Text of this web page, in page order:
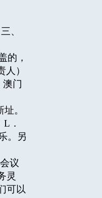
、
的，
）
澳门
。
．
。另
议
灵
可以